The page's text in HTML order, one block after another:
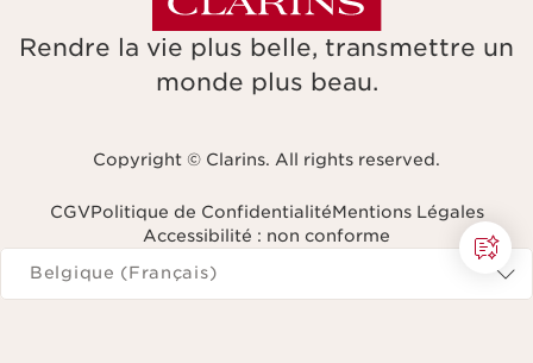
Rendre la vie plus belle, transmettre un
monde plus beau.
Copyright © Clarins. All rights reserved.
CGVPolitique de ConfidentialitéMentions Légales
Accessibilité : non conforme
Naviguer vers
Belgique (Français)